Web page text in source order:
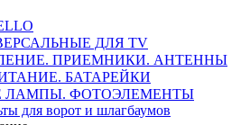
ДЛЯ TV
ПРИЕМНИКИ. АНТЕННЫ
БАТАРЕЙКИ
ЛАМПЫ. ФОТОЭЛЕМЕНТЫ
для ворот и шлагбаумов